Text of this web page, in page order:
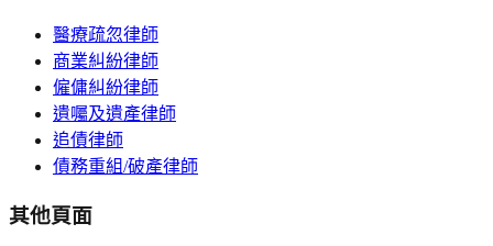
醫療疏忽律師
商業糾紛律師
僱傭糾紛律師
遺囑及遺產律師
追債律師
債務重組/破產律師
其他頁面